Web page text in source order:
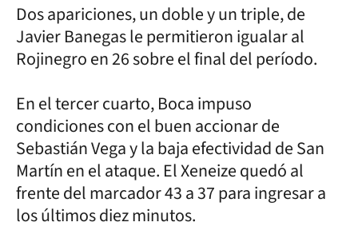
Dos apariciones, un doble y un triple, de
Javier Banegas le permitieron igualar al
Rojinegro en 26 sobre el final del período.
En el tercer cuarto, Boca impuso
condiciones con el buen accionar de
Sebastián Vega y la baja efectividad de San
Martín en el ataque. El Xeneize quedó al
frente del marcador 43 a 37 para ingresar a
los últimos diez minutos.